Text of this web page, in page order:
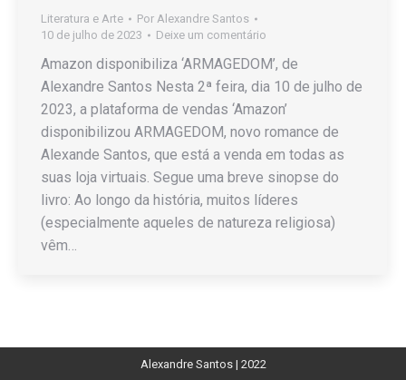
Literatura e Arte Por Alexandre Santos
10 de julho de 2023
Deixe um comentário
Amazon disponibiliza ‘ARMAGEDOM’, de
Alexandre Santos Nesta 2ª feira, dia 10 de julho de
2023, a plataforma de vendas ‘Amazon’
disponibilizou ARMAGEDOM, novo romance de
Alexande Santos, que está a venda em todas as
suas loja virtuais. Segue uma breve sinopse do
livro: Ao longo da história, muitos líderes
(especialmente aqueles de natureza religiosa)
vêm…
Alexandre Santos | 2022